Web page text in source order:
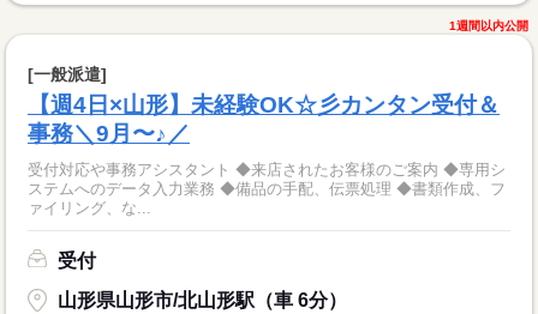
1週間以内公開
[一般派遣]
【週4日×山形】未経験OK☆彡カンタン受付＆
事務＼9月〜♪／
受付対応や事務アシスタント ◆来店されたお客様のご案内 ◆専用シ
ステムへのデータ入力業務 ◆備品の手配、伝票処理 ◆書類作成、フ
ァイリング、な...
受付
山形県山形市/北山形駅（車 6分）